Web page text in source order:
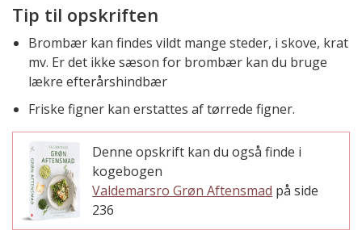
Tip til opskriften
Brombær kan findes vildt mange steder, i skove, krat
mv. Er det ikke sæson for brombær kan du bruge
lækre efterårshindbær
Friske figner kan erstattes af tørrede figner.
Denne opskrift kan du også finde i
kogebogen
Valdemarsro Grøn Aftensmad på side
236